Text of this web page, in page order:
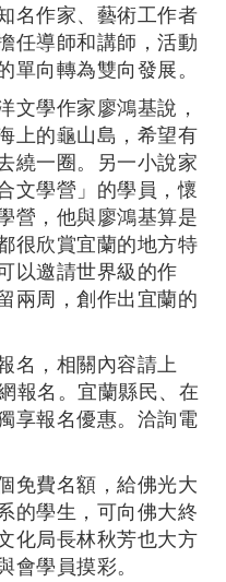
名作家、藝術工作者
任導師和講師，活動
單向轉為雙向發展。
學作家廖鴻基說，
上的龜山島，希望有
繞一圈。另一小說家
文學營」的學員，懷
營，他與廖鴻基算是
很欣賞宜蘭的地方特
以邀請世界級的作
兩周，創作出宜蘭的
名，相關內容請上
報名。宜蘭縣民、在
享報名優惠。洽詢電
免費名額，給佛光大
的學生，可向佛大終
化局長林秋芳也大方
會學員摸彩。